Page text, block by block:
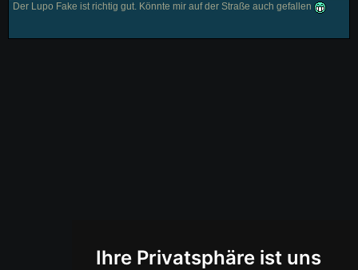
Ihre Privatsphäre ist uns
Der Lupo Fake ist richtig gut. Könnte mir auf der Straße auch gefallen